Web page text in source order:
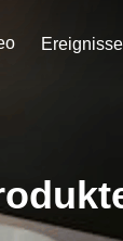
Ereignisse